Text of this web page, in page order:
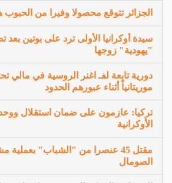
الجزائر تتوقع محصولا وفيرا من الحبوب
سيدة أوكرانيا الأولى ترد على بوتين بعد
"يهودية" زوجها
موريتانياً أثناء عبورهم الحدود
تركيا: عازمون على ضمان استقلال
الأوكرانية
مقتل 45 عنصرا من "الشباب"
الصومال